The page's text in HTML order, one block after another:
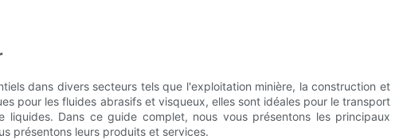
dans divers secteurs tels que l'exploitation minière, la construction et
pour les fluides abrasifs et visqueux, elles sont idéales pour le transport
Dans ce guide complet, nous vous présentons les principaux
présentons leurs produits et services.